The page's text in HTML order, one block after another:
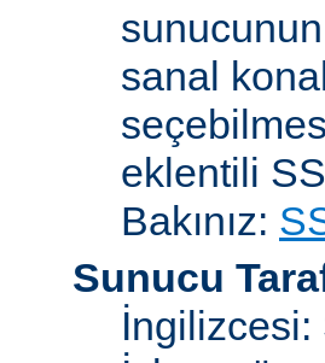
sanal
eklentili
Bakınız:
Sunucu